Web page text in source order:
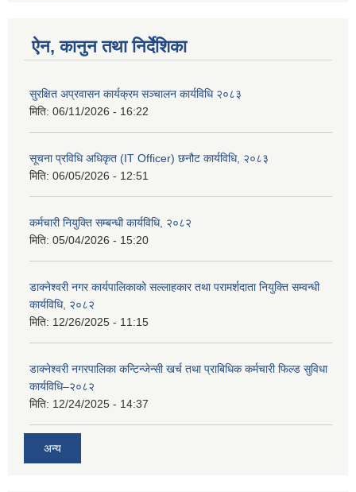
ऐन, कानुन तथा निर्देशिका
सुरक्षित अप्रवासन कार्यक्रम सञ्चालन कार्यविधि २०८३
मिति: 06/11/2026 - 16:22
सूचना प्रविधि अधिकृत (IT Officer) छनौट कार्यविधि, २०८३
मिति: 06/05/2026 - 12:51
कर्मचारी नियुक्ति सम्बन्धी कार्यविधि, २०८२
मिति: 05/04/2026 - 15:20
डाक्नेश्वरी नगर कार्यपालिकाको सल्लाहकार तथा परामर्शदाता नियुक्ति सम्वन्धी
कार्यविधि, २०८२
मिति: 12/26/2025 - 11:15
डाक्नेश्वरी नगरपालिका कन्टिन्जेन्सी खर्च तथा प्राबिधिक कर्मचारी फिल्ड सुविधा
कार्यविधि–२०८२
मिति: 12/24/2025 - 14:37
अन्य